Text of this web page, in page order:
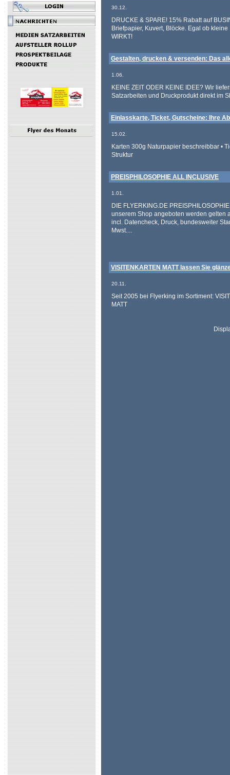
30.12.
DRUCKE & SPARE! 15% Rabatt auf
Briefpapier, Kuvert, Blöcke. Egal ob
WIRKT!
Gestalten, drucken & versenden: Das
1.06.
KEINE ZEIT ODER KEINE IDEE? Wir
Satzarbeiten und Druckprodukt direkt im
Einlasskarte, Ticket, Gutscheine: Ihre
15.02.
Karten 300g Naturpapier beschreibbar •
Struktur
PREISPHILOSOPHIE ALL INCLUSIVE
1.01.
DIE FLYERKING.DE
unserem Shop angeboten werden gelten
incl. Datencheck, Druck, bundesweiter
Mwst....
VISITENKARTEN MATT lassen Sie
20.11.
Seit 2005 bei Flyerking im Sortiment:
MATT